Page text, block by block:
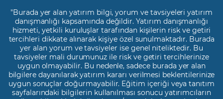
"Burada yer alan yatırım bilgi, yorum ve tavsiyeleri yatırım
danışmanlığı kapsamında değildir. Yatırım danışmanlığı
hizmeti, yetkili kuruluşlar tarafından kişilerin risk ve getiri
tercihleri dikkate alınarak kişiye özel sunulmaktadır. Burada
yer alan yorum ve tavsiyeler ise genel niteliktedir. Bu
tavsiyeler mali durumunuz ile risk ve getiri tercihlerinize
uygun olmayabilir. Bu nedenle, sadece burada yer alan
bilgilere dayanılarak yatırım kararı verilmesi beklentilerinize
uygun sonuçlar doğurmayabilir. Eğitim içeriği veya tanıtım
sayfalarındaki bilgilerin kullanılması sonucu yatırımcıların